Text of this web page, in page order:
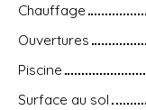
Chauffage
Ouvertures
Piscine
Surface au sol